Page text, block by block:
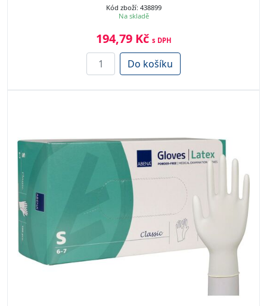
Kód zboží: 438899
Na skladě
194,79 Kč s DPH
Do košíku